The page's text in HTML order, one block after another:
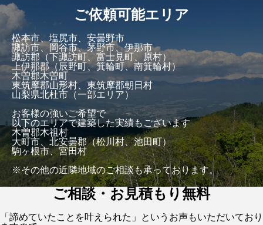
ご依頼可能エリア
松本市、塩尻市、安曇野市
諏訪市、岡谷市、茅野市、伊那市
諏訪郡（下諏訪町、富士見町、原村）
上伊那郡（辰野町、箕輪町、南箕輪村）
木曽郡木曽町
東筑摩郡山形村、東筑摩郡朝日村
山梨県北杜市（一部エリア）
お客様の強いご希望で
以下のエリアで建築した実績もございます
木曽郡木祖村
大町市、北安曇郡（松川村、池田町）
駒ヶ根市、宮田村
※その他の近隣地域のご相談も承っております。
ご相談・お見積もり無料
「諦めていたことを叶えられた」というお声もいただいており